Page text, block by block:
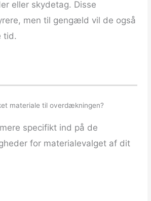
eller skydetag. Disse
men til gengæld vil de også
tid.
materiale til overdækningen?
specifikt ind på de
for materialevalget af dit